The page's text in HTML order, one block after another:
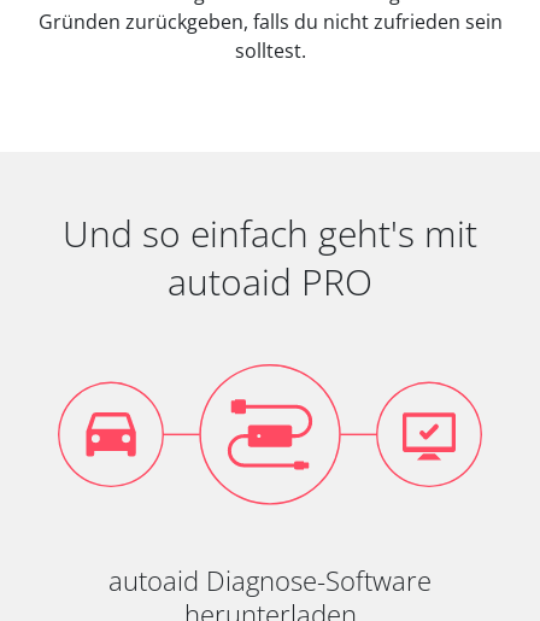
Gründen zurückgeben, falls du nicht zufrieden sein
solltest.
Und so einfach geht's mit
autoaid PRO
autoaid Diagnose-Software